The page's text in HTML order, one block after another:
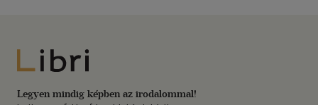
Libri
Legyen mindig képben az irodalommal!